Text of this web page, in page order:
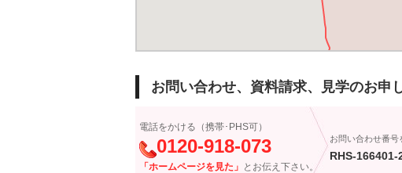
お問い合わせ、資料請求、見学のお申
電話をかける（携帯･PHS可）
0120-918-073
「ホームページを見た」 とお伝え下さい。
お問い合わせ番
RHS-166401-